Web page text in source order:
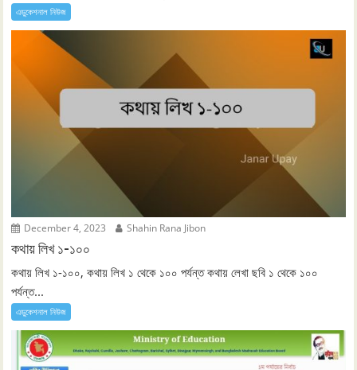
এডুকেশনাল নিউজ
December 4, 2023 Shahin Rana Jibon
কথায় লিখ ১-১০০
কথায় লিখ ১-১০০, কথায় লিখ ১ থেকে ১০০ পর্যন্ত কথায় লেখা ছবি ১ থেকে ১০০
পর্যন্ত...
এডুকেশনাল নিউজ